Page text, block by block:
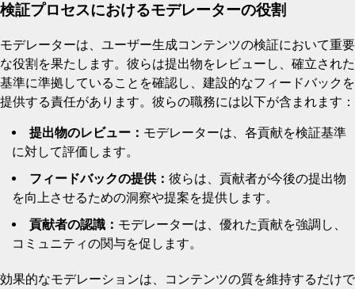
検証プロセスにおけるモデレーターの役割
モデレーターは、ユーザー生成コンテンツの検証において重要
な役割を果たします。彼らは提出物をレビューし、確立された
基準に準拠していることを確認し、建設的なフィードバックを
提供する責任があります。彼らの職務には以下が含まれます：
提出物のレビュー： モデレーターは、各貢献を検証基準
に対して評価します。
フィードバックの提供： 彼らは、貢献者が今後の提出物
を向上させるための洞察や提案を提供します。
貢献者の認識： モデレーターは、優れた貢献を強調し、
コミュニティの関与を促します。
効果的なモデレーションは、コンテンツの質を維持するだけで